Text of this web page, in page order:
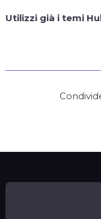
Utilizzi già i temi